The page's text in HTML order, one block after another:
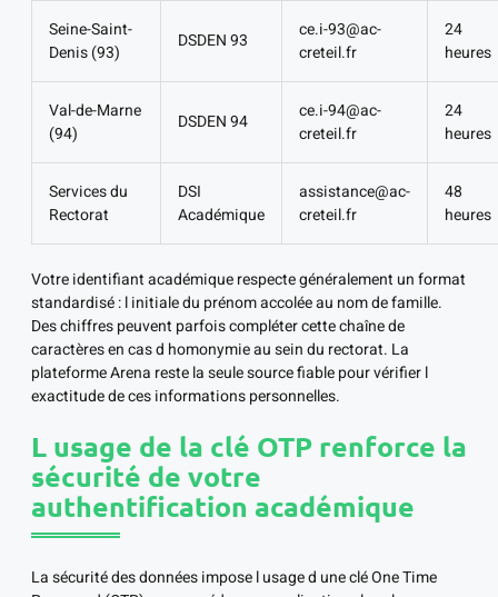
Seine-Saint-
Denis (93)
DSDEN 93
ce.i-93@ac-
creteil.fr
24
heures
Val-de-Marne
(94)
DSDEN 94
ce.i-94@ac-
creteil.fr
24
heures
Services du
Rectorat
DSI
Académique
assistance@ac-
creteil.fr
48
heures
Votre identifiant académique respecte généralement un format
standardisé : l initiale du prénom accolée au nom de famille.
Des chiffres peuvent parfois compléter cette chaîne de
caractères en cas d homonymie au sein du rectorat. La
plateforme Arena reste la seule source fiable pour vérifier l
exactitude de ces informations personnelles.
L usage de la clé OTP renforce la
sécurité de votre
authentification académique
La sécurité des données impose l usage d une clé One Time